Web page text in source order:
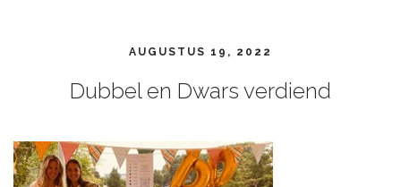
AUGUSTUS 19, 2022
Dubbel en Dwars verdiend